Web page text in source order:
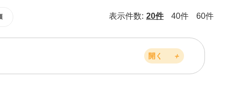
表示件数: 20件 40件 60件
開く ＋